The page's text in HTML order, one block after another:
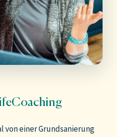
von einer Grundsanierung